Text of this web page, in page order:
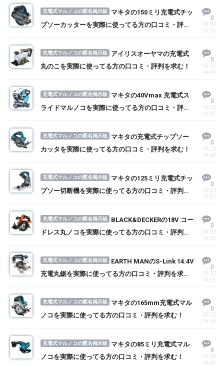
充電式マルノコの匿名掲示板
マキタの150ミリ充電式チッ
プソーカッターを実際に使ってる方の口コミ・評判
0
05/22
15:00
充電式マルノコの匿名掲示板
アイリスオーヤマの充電式
丸のこを実際に使ってる方の口コミ・評判を求む！
0
05/22
14:59
充電式マルノコの匿名掲示板
マキタの40Vmax 充電式ス
ライドマルノコを実際に使ってる方の口コミ・評判
0
05/22
14:59
充電式マルノコの匿名掲示板
マキタの充電式チップソー
カッタを実際に使ってる方の口コミ・評判を求む！
0
05/22
14:58
充電式マルノコの匿名掲示板
マキタの125ミリ充電式チッ
プソー切断機を実際に使ってる方の口コミ・評判を
0
05/22
14:57
充電式マルノコの匿名掲示板
BLACK&DECKERの18V コー
ドレス丸ノコを実際に使ってる方の口コミ・評判を
0
05/22
14:56
充電式マルノコの匿名掲示板
EARTH MANのS-Link 14.4V
充電丸鋸を実際に使ってる方の口コミ・評判を求
0
05/22
14:56
充電式マルノコの匿名掲示板
マキタの165mm充電式マル
ノコを実際に使ってる方の口コミ・評判を求む！
0
05/22
14:54
充電式マルノコの匿名掲示板
マキタの85ミリ充電式マル
ノコを実際に使ってる方の口コミ・評判を求む！
0
05/22
14:54